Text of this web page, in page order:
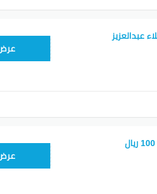
عبدالعزيز
RRF24
RRF24